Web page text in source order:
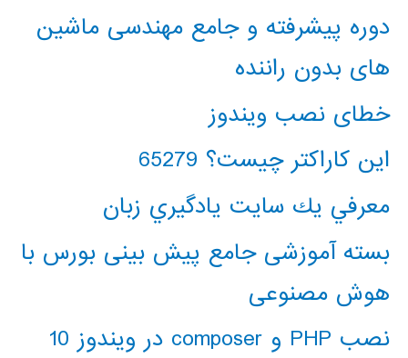
دوره پیشرفته و جامع مهندسی ماشین
های بدون راننده
خطای نصب ویندوز
این کاراکتر چیست؟ 65279
معرفي يك سايت يادگيري زبان
بسته آموزشی جامع پیش بینی بورس با
هوش مصنوعی
نصب PHP و composer در ویندوز 10